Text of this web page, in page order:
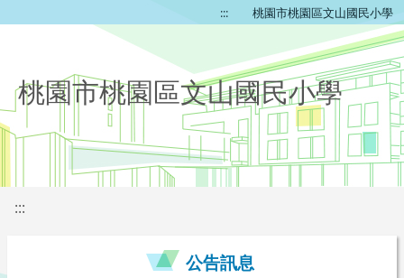
::: 桃園市桃園區文山國民小學
桃園市桃園區文山國民小學
:::
公告訊息